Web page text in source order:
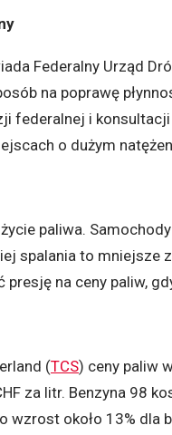
Federalny Urząd
na poprawę
federalnej i
o dużym
paliwa.
spalania to mniejsze
na ceny paliw,
(TCS) ceny paliw
za litr. Benzyna 98
wzrost około 13% dla